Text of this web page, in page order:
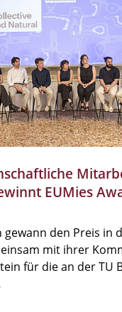
EUMies
gewann den Preis in
mit ihrer
für die an der TU